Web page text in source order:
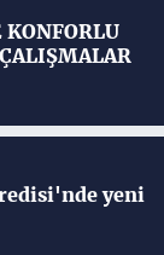
KONFORLU
yeni